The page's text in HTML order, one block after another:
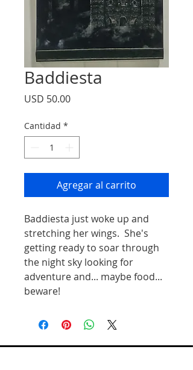
Baddiesta
USD 50.00Precio
Cantidad *
Agregar al carrito
Baddiesta just woke up and
stretching her wings. She's
getting ready to soar through
the night sky looking for
adventure and... maybe food...
beware!